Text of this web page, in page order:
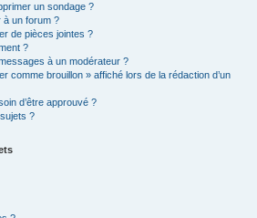
un sondage ?
à un forum ?
de pièces jointes ?
?
à un modérateur ?
comme brouillon » affiché lors de la rédaction d’un
d’être approuvé ?
?